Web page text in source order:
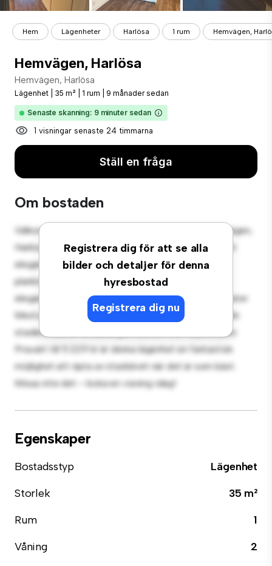
Hem Lägenheter Harlösa 1 rum Hemvägen,
Hemvägen, Harlösa
Hemvägen, Harlösa
Lägenhet 35 m² 1 rum 9 månader sedan
Senaste skanning: 9 minuter sedan
1 visningar senaste 24 timmarna
Ställ en fråga
Om bostaden
Registrera dig för att se alla
bilder och detaljer för denna
hyresbostad
Registrera dig nu
Välkommen till ditt nya urbana tillflyktsort på Hemvägen,
Harlösa! Denna moderna 1-rumslägenhet erbjuder ett
elegant och mysigt vardagsrum. Den öppna
planlösningen är perfekt för underhållning, och det
eleganta köket är utrustat med förstklassiga apparater.
Med sitt utmärkta läge ligger du bara några steg från
stadens bästa restauranger, butiker och nöjesställen.
Prisvärt till 5 229 kr är denna lägenhet en fantastisk
möjlighet att njuta av stadslivet när det är som bäst.
Missa inte det – boka en visning idag!
Egenskaper
Bostadsstyp
Lägenhet
Storlek
35 m²
Rum
1
Våning
2